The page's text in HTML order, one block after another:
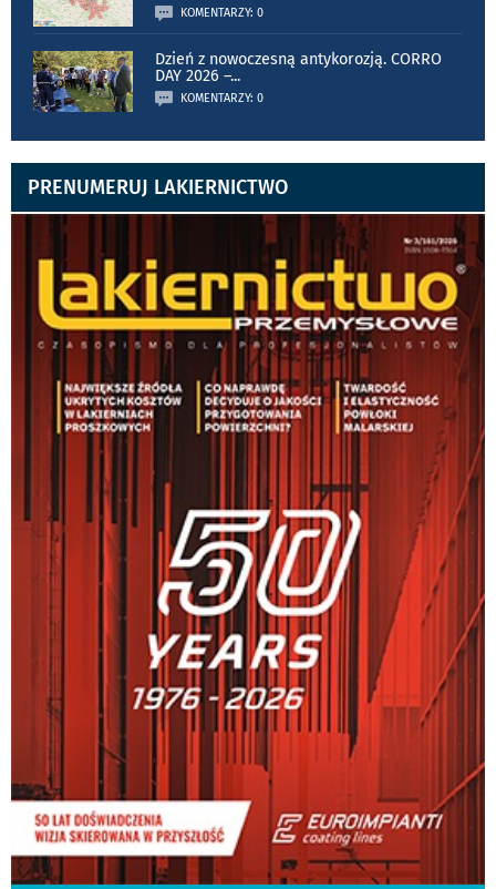
KOMENTARZY: 0
Dzień z nowoczesną antykorozją. CORRO
DAY 2026 –...
KOMENTARZY: 0
PRENUMERUJ LAKIERNICTWO